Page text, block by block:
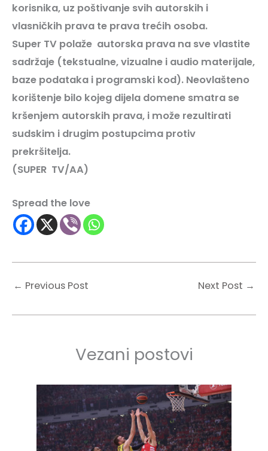
korisnika, uz poštivanje svih autorskih i
vlasničkih prava te prava trećih osoba.
Super TV polaže autorska prava na sve vlastite
sadržaje (tekstualne, vizualne i audio materijale,
baze podataka i programski kod). Neovlašteno
korištenje bilo kojeg dijela domene smatra se
kršenjem autorskih prava, i može rezultirati
sudskim i drugim postupcima protiv
prekršitelja.
(SUPER TV/AA)
Spread the love
← Previous Post Next Post →
Vezani postovi